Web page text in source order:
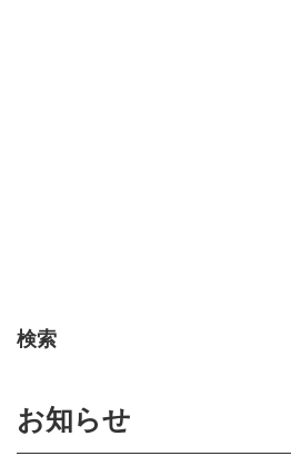
検索
お知らせ